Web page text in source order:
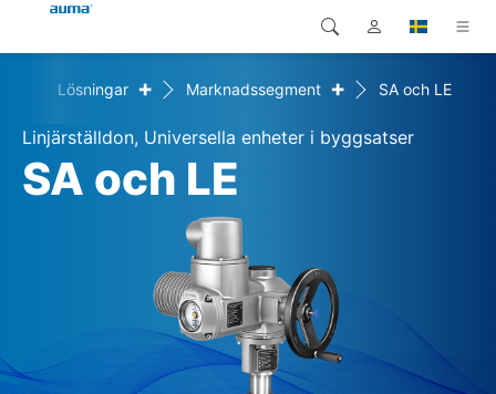
Produkter
Lösningar
Kontakt
Global
Europa
Asien och Stillahavsområdet
Nordamerika
Sök
Lösningar + Marknadssegment + SA och LE
Linjärställdon, Universella enheter i byggsatser
SA och LE